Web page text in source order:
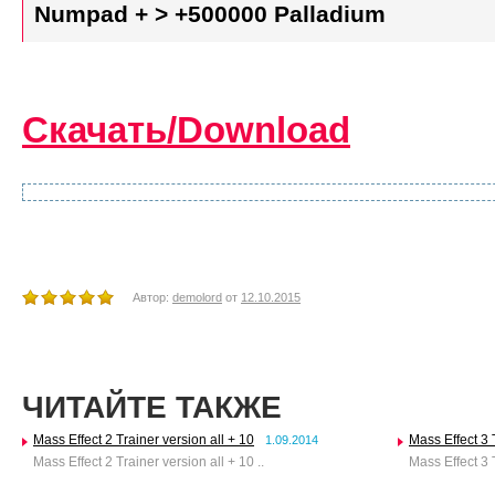
Numpad + > +500000 Palladium
Скачать/Download
Автор: demolord от 12.10.2015
ЧИТАЙТЕ ТАКЖЕ
Mass Effect 2 Trainer version all + 10 1.09.2014
Mass Effect 2 Trainer version all + 10 ..
Mass Effect
Mass Effect